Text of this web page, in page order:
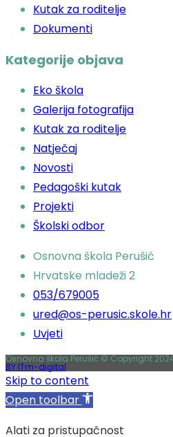
Kutak za roditelje
Dokumenti
Kategorije objava
Eko škola
Galerija fotografija
Kutak za roditelje
Natječaj
Novosti
Pedagoški kutak
Projekti
Školski odbor
Osnovna škola Perušić
Hrvatske mladeži 2
053/679005
ured@os-perusic.skole.hr
Uvjeti
Osnovna škola Perušić © Copyright
BY ITm-digital
Skip to content
Open toolbar
Alati za pristupačnost